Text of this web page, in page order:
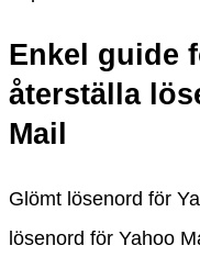
Enkel guide
återställa
Mail
Glömt lösenord för
lösenord för Yahoo